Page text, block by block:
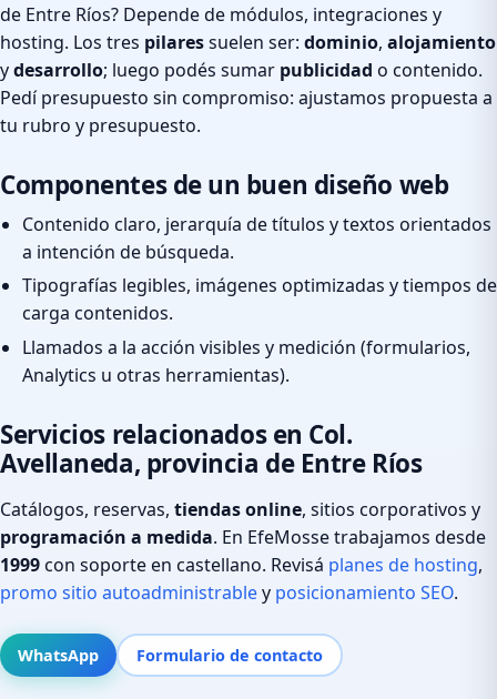
de Entre Ríos? Depende de módulos, integraciones y
hosting. Los tres pilaressuelen ser: dominio, alojamiento
ydesarrollo; luego podés sumar publicidad o contenido.
Pedí presupuesto sin compromiso: ajustamos propuesta a
tu rubro y presupuesto.
Componentes de un buen diseño web
Contenido claro, jerarquía de títulos y textos orientados
a intención de búsqueda.
Tipografías legibles, imágenes optimizadas y tiempos de
carga contenidos.
Llamados a la acción visibles y medición (formularios,
Analytics u otras herramientas).
Servicios relacionados en Col.
Avellaneda, provincia de Entre Ríos
Catálogos, reservas, tiendas online, sitios corporativos y
programación a medida. En EfeMosse trabajamos desde
1999con soporte en castellano. Revisá planes de hosting,
promo sitio autoadministrabley posicionamiento SEO.
WhatsApp Formulario de contacto